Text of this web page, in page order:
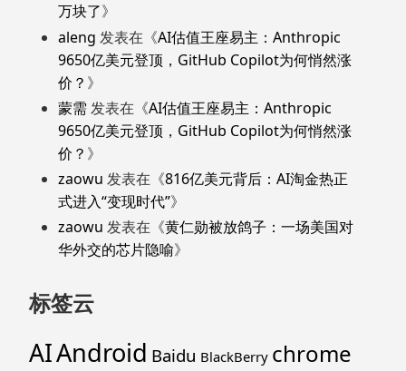
万块了》
aleng 发表在《AI估值王座易主：Anthropic
9650亿美元登顶，GitHub Copilot为何悄然涨
价？ 》
蒙需 发表在《AI估值王座易主：Anthropic
9650亿美元登顶，GitHub Copilot为何悄然涨
价？ 》
zaowu 发表在《816亿美元背后：AI淘金热正
式进入“变现时代”》
zaowu 发表在《黄仁勋被放鸽子：一场美国对
华外交的芯片隐喻》
标签云
AIAndroid Baidu BlackBerry chrome